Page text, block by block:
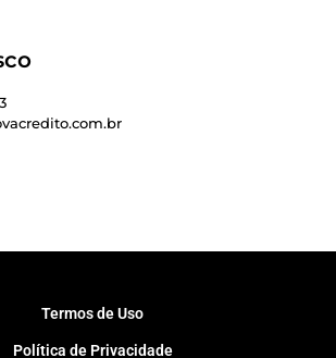
Termos de Uso
Política de Privacidade